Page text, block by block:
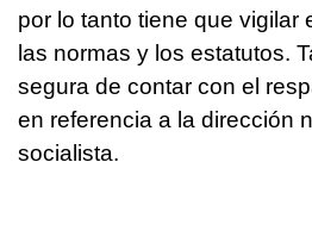
por lo tanto tiene que vigilar
las normas y los estatutos.
segura de contar con el
en referencia a la dirección
socialista.